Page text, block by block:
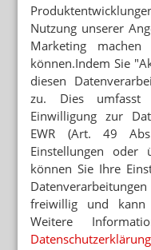
Nutzung unserer
Marketing
können.Indem Sie
diesen
zu. Dies umfasst
Einwilligung zur
EWR (Art. 49
Einstellungen oder
können Sie Ihre
freiwillig und kann
Weitere
Datenschutzerklärung